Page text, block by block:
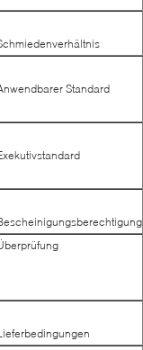
Standard